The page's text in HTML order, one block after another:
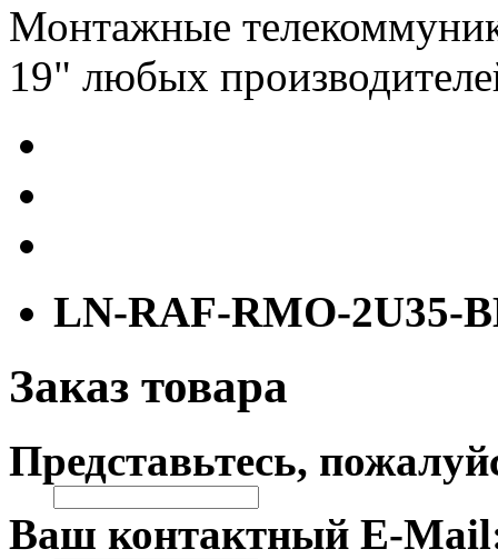
Монтажные
19" любых
LN-RAF-RMO-2U35-
Заказ товара
Представьтесь,
Ваш контактный E-